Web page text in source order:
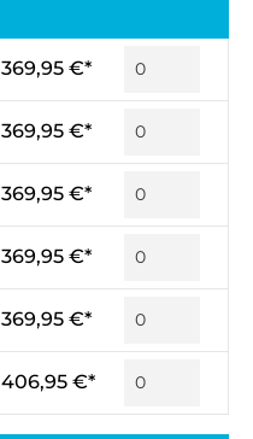
369,95 €*
369,95 €*
369,95 €*
369,95 €*
369,95 €*
406,95 €*